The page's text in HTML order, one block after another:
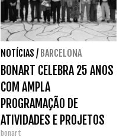
NOTÍCIAS / BARCELONA
BONART CELEBRA 25 ANOS
COM AMPLA
PROGRAMAÇÃO DE
ATIVIDADES E PROJETOS
bonart